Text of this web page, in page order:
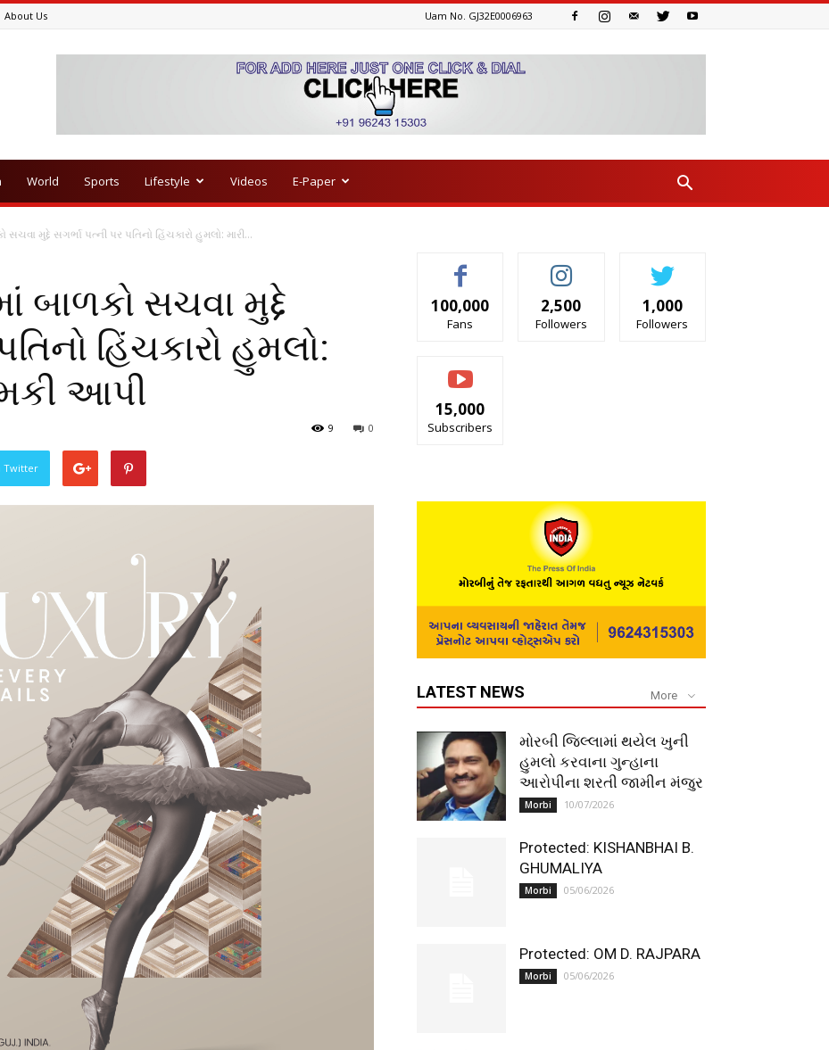
About Us Uam No. GJ32E0006963
World Sports Lifestyle Videos E-Paper
સચવા મુદ્દે સગર્ભા પત્ની પર પતિનો હિંચકારો હુમલો: મારી...
બાળકો સચવા મુદ્દે
હિંચકારો હુમલો:
આપી
0
9
Twitter
100,000
Fans
2,500
Followers
1,000
Followers
15,000
Subscribers
LATEST NEWS More
મોરબી જિલ્લામાં થયેલ ખુની
હુમલો કરવાના ગુન્હાના
આરોપીના શરતી જામીન મંજુર
Morbi 10/07/2026
Protected: KISHANBHAI B.
GHUMALIYA
Morbi 05/06/2026
Protected: OM D. RAJPARA
Morbi 05/06/2026